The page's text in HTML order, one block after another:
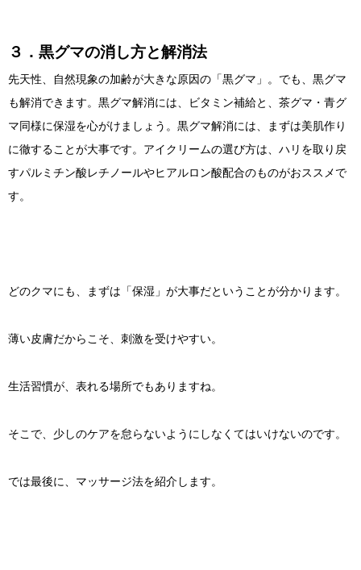
３．黒グマの消し方と解消法
先天性、自然現象の加齢が大きな原因の「黒グマ」。でも、黒グマ
も解消できます。黒グマ解消には、ビタミン補給と、茶グマ・青グ
マ同様に保湿を心がけましょう。黒グマ解消には、まずは美肌作り
に徹することが大事です。アイクリームの選び方は、ハリを取り戻
すパルミチン酸レチノールやヒアルロン酸配合のものがおススメで
す。
どのクマにも、まずは「保湿」が大事だということが分かります。
薄い皮膚だからこそ、刺激を受けやすい。
生活習慣が、表れる場所でもありますね。
そこで、少しのケアを怠らないようにしなくてはいけないのです。
では最後に、マッサージ法を紹介します。